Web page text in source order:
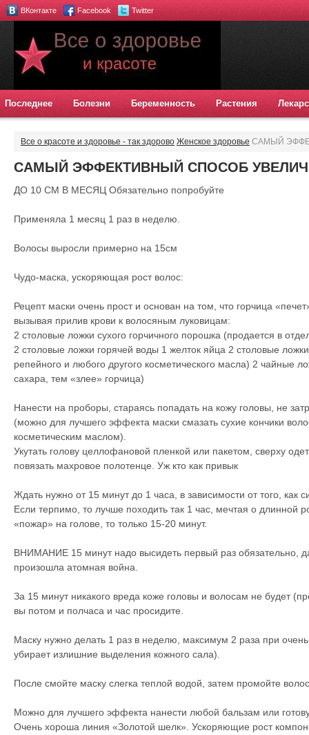
ВКонтакте Facebook Twitter
Последнее Болезни Беременность Растения
Все о красоте и здоровье - так здорово Женское здоровье САМЫЙ
РОСТ ВОЛОС
САМЫЙ ЭФФЕКТИВНЫЙ СПОСОБ
ДО 10 СМ В МЕСЯЦ Обязательно попробуйте
Применяла 1 месяц 1 раз в неделю.
Волосы выросли примерно на 15см
Чудо-маска, ускоряющая рост волос:
Рецепт маски очень прост и основан на том, что горчица
вызывая прилив крови к волосяным луковицам:
2 столовые ложки сухого горчичного порошка (продается в
2 столовые ложки горячей воды 1 желток яйца 2 столовые
репейного и любого другого косметического масла) 2 чайные
сахара, тем «злее» горчица)
Нанести на проборы, стараясь попадать на кожу головы, не
(можно для лучшего эффекта маски смазать сухие кончики
косметическим маслом).
Укутать голову целлофановой пленкой или пакетом, сверху
повязать махровое полотенце. Уж кто как привык
Ждать нужно от 15 минут до 1 часа, в зависимости от того, как
Если терпимо, то лучше походить так 1 час, мечтая о длинной
«пожар» на голове, то только 15-20 минут.
ВНИМАНИЕ 15 минут надо высидеть первый раз обязательно,
произошла атомная война.
За 15 минут никакого вреда коже головы и волосам не будет
вы потом и полчаса и час просидите.
Маску нужно делать 1 раз в неделю, максимум 2 раза при
убирает излишние выделения кожного сала).
После смойте маску слегка теплой водой, затем промойте
Можно для лучшего эффекта нанести любой бальзам или
Очень хороша линия «Золотой шелк». Ускоряющие рост